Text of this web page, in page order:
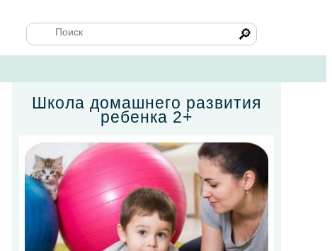
🔎
Школа домашнего развития
ребенка 2+